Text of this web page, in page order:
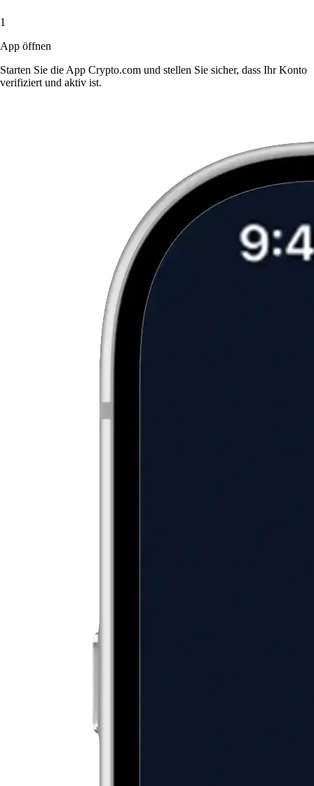
1
App öffnen
Starten Sie die App Crypto.com und stellen Sie sicher, dass Ihr Konto
verifiziert und aktiv ist.